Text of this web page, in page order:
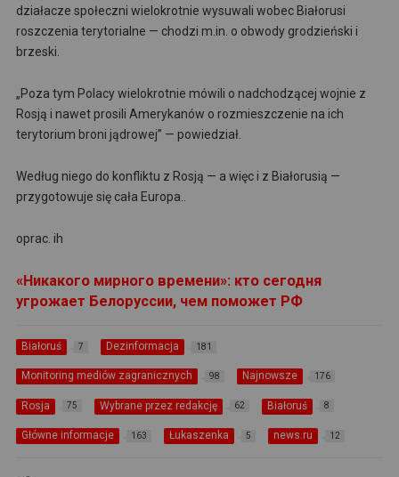
działacze społeczni wielokrotnie wysuwali wobec Białorusi
roszczenia terytorialne — chodzi m.in. o obwody grodzieński i
brzeski.
„Poza tym Polacy wielokrotnie mówili o nadchodzącej wojnie z
Rosją i nawet prosili Amerykanów o rozmieszczenie na ich
terytorium broni jądrowej” — powiedział.
Według niego do konfliktu z Rosją — a więc i z Białorusią —
przygotowuje się cała Europa..
oprac. ih
«Никакого мирного времени»: кто сегодня
угрожает Белоруссии, чем поможет РФ
Białoruś 7 Dezinformacja 181
Monitoring mediów zagranicznych 98 Najnowsze 176
Rosja 75 Wybrane przez redakcję 62 Białoruś 8
Główne informacje 163 Łukaszenka 5 news.ru 12